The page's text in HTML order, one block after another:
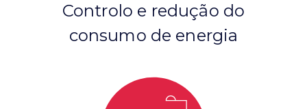
Controlo e redução do
consumo de energia